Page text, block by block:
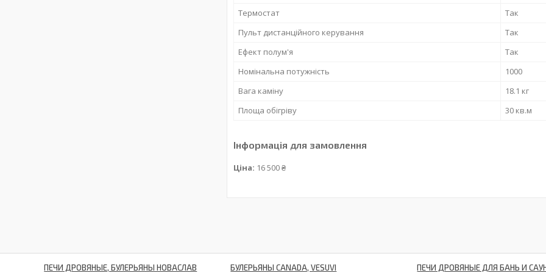
Термостат
Так
Пульт дистанційного керування
Так
Ефект полум'я
Так
Номінальна потужність
1000
Вага каміну
18.1 кг
Площа обігріву
30 кв.м
Інформація для замовлення
Ціна: 16 500 ₴
ПЕЧИ ДРОВЯНЫЕ, БУЛЕРЬЯНЫ НОВАСЛАВ БУЛЕРЬЯНЫ CANADA, VESUVI ПЕЧИ ДРОВЯНЫЕ ДЛЯ БАНЬ И